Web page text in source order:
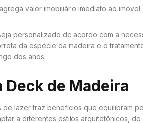
agrega valor imobiliário imediato ao
personalizado de acordo com a
da espécie da madeira e o
dos anos.
de Madeira
de lazer traz benefícios que equilibram
a diferentes estilos arquitetônicos,